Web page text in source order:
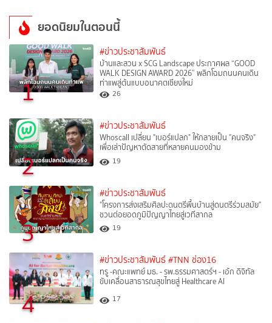
ยอดนิยมในตอนนี้
1
#ข่าวประชาสัมพันธ์
บ้านและสวน x SCG Landscape ประกาศผล “GOOD
WALK DESIGN AWARD 2026” พลิกโฉมถนนคนเดิน
ท่าแพสู่ต้นแบบอนาคตเชียงใหม่
26
2
#ข่าวประชาสัมพันธ์
Whoscall เปลี่ยน "เบอร์แปลก" ให้กลายเป็น "คนจริง"
เพื่อเล่าปัญหาตัดสายที่หลายคนมองข้าม
19
3
#ข่าวประชาสัมพันธ์
"โครงการส่งเสริมศิลปะดนตรีพื้นบ้านสู่ดนตรีร่วมสมัย"
ชวนต่อยอดภูมิปัญญาไทยสู่เวทีสากล
19
4
#ข่าวประชาสัมพันธ์ #TNN ช่อง16
ทรู -คณะแพทย์ มธ. - รพ.ธรรมศาสตร์ฯ - เอ้ก ดิจิทัล
ขับเคลื่อนสาธารณสุขไทยสู่ Healthcare AI
17